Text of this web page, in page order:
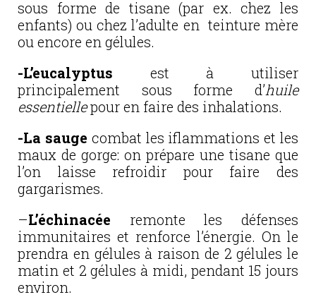
sous forme de tisane (par ex. chez les
enfants) ou chez l’adulte en teinture mère
ou encore en gélules.
-L’eucalyptus est à utiliser
principalement sous forme d’huile
essentiellepour en faire des inhalations.
-La sauge combat les iflammations et les
maux de gorge: on prépare une tisane que
l’on laisse refroidir pour faire des
gargarismes.
–L’échinacée remonte les défenses
immunitaires et renforce l’énergie. On le
prendra en gélules à raison de 2 gélules le
matin et 2 gélules à midi, pendant 15 jours
environ.